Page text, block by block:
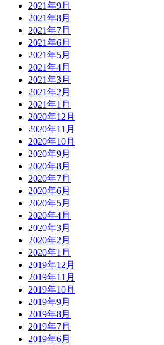
2021年9月
2021年8月
2021年7月
2021年6月
2021年5月
2021年4月
2021年3月
2021年2月
2021年1月
2020年12月
2020年11月
2020年10月
2020年9月
2020年8月
2020年7月
2020年6月
2020年5月
2020年4月
2020年3月
2020年2月
2020年1月
2019年12月
2019年11月
2019年10月
2019年9月
2019年8月
2019年7月
2019年6月